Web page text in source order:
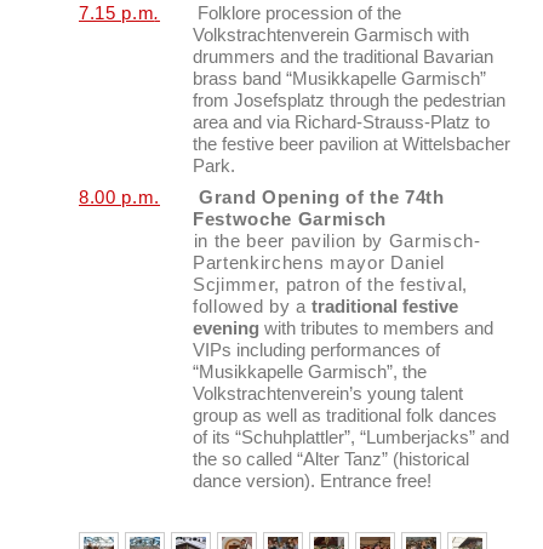
7.15 p.m.
Folklore procession of the
Volkstrachtenverein Garmisch with
drummers and the traditional Bavarian
brass band “Musikkapelle Garmisch”
from Josefsplatz through the pedestrian
area and via Richard-Strauss-Platz to
the festive beer pavilion at Wittelsbacher
Park.
8.00 p.m.
Grand Opening of the 74th
Festwoche Garmisch
in the beer pavilion by Garmisch-
Partenkirchens mayor Daniel
Scjimmer, patron of the festival,
followed by a traditional festive
evening with tributes to members and
VIPs including performances of
“Musikkapelle Garmisch”, the
Volkstrachtenverein’s young talent
group as well as traditional folk dances
of its “Schuhplattler”, “Lumberjacks” and
the so called “Alter Tanz” (historical
dance version). Entrance free!